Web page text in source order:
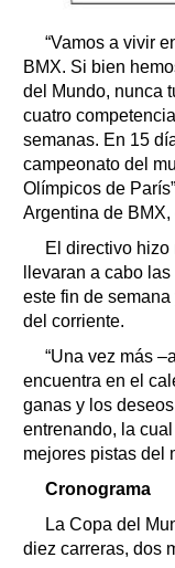
“Vamos a vivir
BMX. Si bien
del Mundo, nunca
cuatro
semanas. En 15
campeonato del
Olímpicos de
Argentina de
El directivo
llevaran a cabo
este fin de
del corriente.
“Una vez más
encuentra en el
ganas y los
entrenando, la
mejores pistas del
Cronograma
La Copa del
diez carreras, dos